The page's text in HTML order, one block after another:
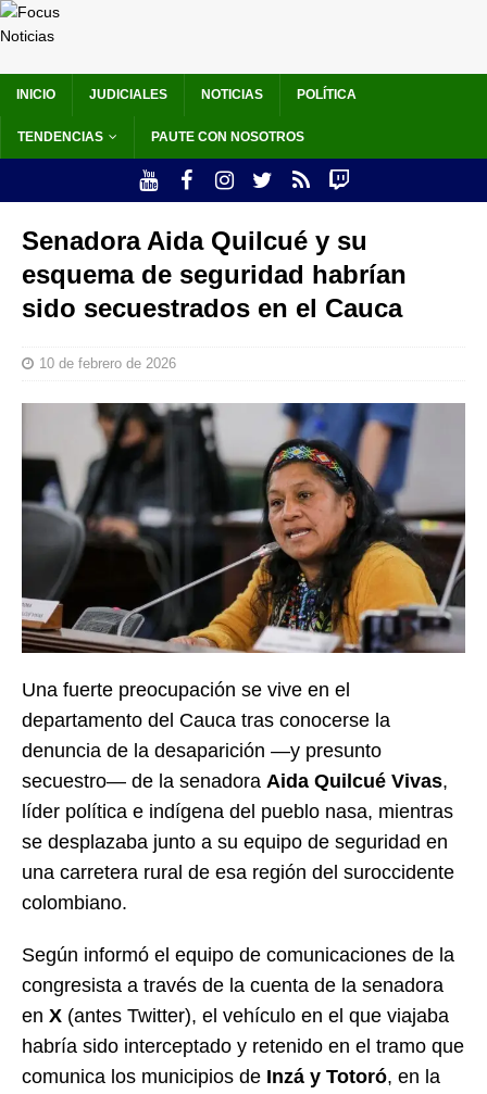
INICIO JUDICIALES NOTICIAS POLÍTICA
TENDENCIAS PAUTE CON NOSOTROS
Senadora Aida Quilcué y su
esquema de seguridad habrían
sido secuestrados en el Cauca
10 de febrero de 2026
Una fuerte preocupación se vive en el
departamento del Cauca tras conocerse la
denuncia de la desaparición —y presunto
secuestro— de la senadora Aida Quilcué Vivas,
líder política e indígena del pueblo nasa, mientras
se desplazaba junto a su equipo de seguridad en
una carretera rural de esa región del suroccidente
colombiano.
Según informó el equipo de comunicaciones de la
congresista a través de la cuenta de la senadora
en X (antes Twitter), el vehículo en el que viajaba
habría sido interceptado y retenido en el tramo que
comunica los municipios de Inzá y Totoró, en la